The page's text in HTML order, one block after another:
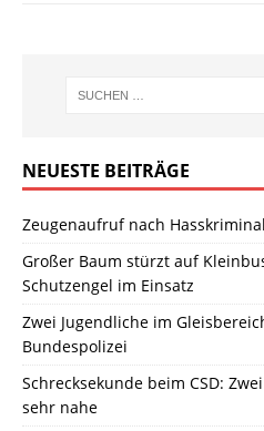
NEUESTE BEITRÄGE
Zeugenaufruf nach
Großer Baum stürzt auf
Schutzengel im Einsatz
Zwei Jugendliche im
Bundespolizei
Schrecksekunde beim CSD:
sehr nahe